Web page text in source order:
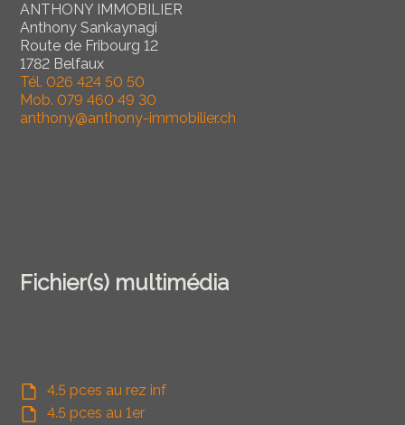
ANTHONY IMMOBILIER
Anthony Sankaynagi
Route de Fribourg 12
1782 Belfaux
Tél.026 424 50 50
Mob.079 460 49 30
anthony@anthony-immobilier.ch
Fichier(s) multimédia
4.5 pces au rez inf
4.5 pces au 1er